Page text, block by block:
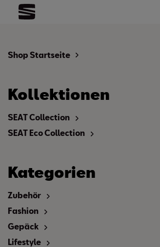
Shop Startseite
Kollektionen
SEAT Collection
SEAT Eco Collection
Kategorien
Zubehör
Fashion
Gepäck
Lifestyle